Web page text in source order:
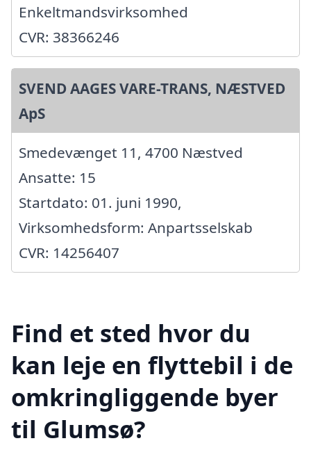
Enkeltmandsvirksomhed
CVR: 38366246
SVEND AAGES VARE-TRANS, NÆSTVED
ApS
Smedevænget 11, 4700 Næstved
Ansatte: 15
Startdato: 01. juni 1990,
Virksomhedsform: Anpartsselskab
CVR: 14256407
Find et sted hvor du
kan leje en flyttebil i de
omkringliggende byer
til Glumsø?